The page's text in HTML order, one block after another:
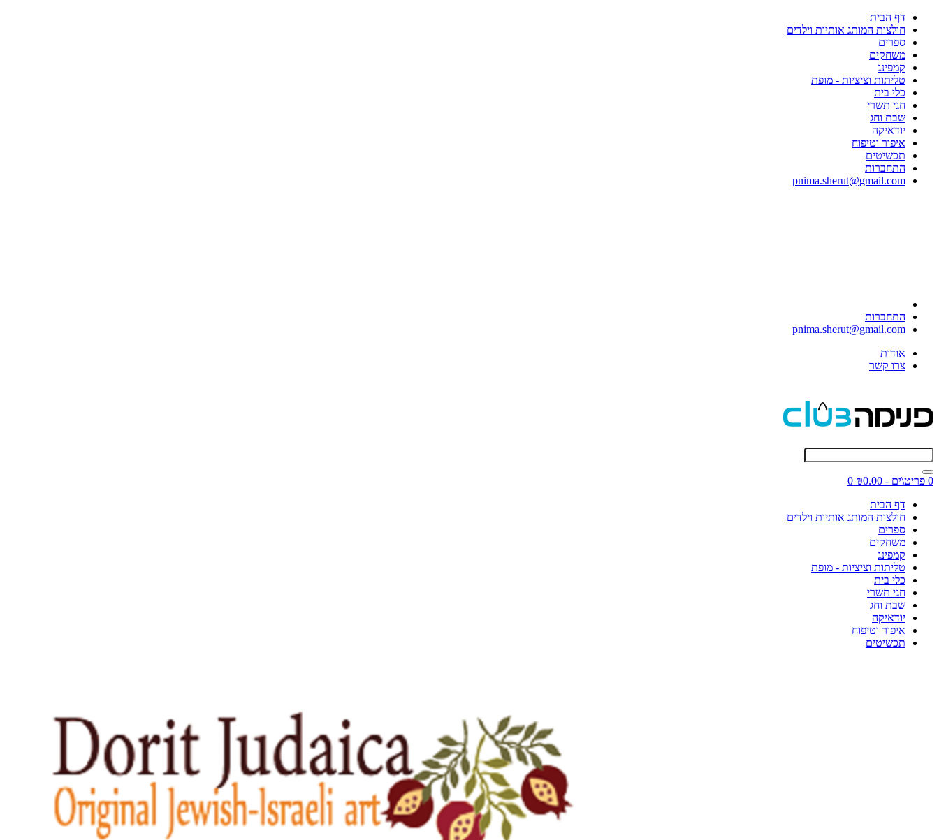
דף הבית
חולצות המותג אותיות וילדים
ספרים
משחקים
קמפינג
טליתות וציציות - מופת
כלי בית
חגי תשרי
שבת וחג
יודאיקה
איפור וטיפוח
תכשיטים
התחברות
pnima.sherut@gmail.com
התחברות
pnima.sherut@gmail.com
אודות
צרו קשר
0 פריט\ים - ₪0.00
0
דף הבית
חולצות המותג אותיות וילדים
ספרים
משחקים
קמפינג
טליתות וציציות - מופת
כלי בית
חגי תשרי
שבת וחג
יודאיקה
איפור וטיפוח
תכשיטים